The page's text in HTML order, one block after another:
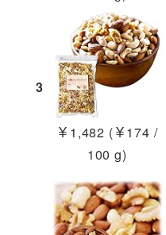
3
￥1,482 (￥174 /
100 g)